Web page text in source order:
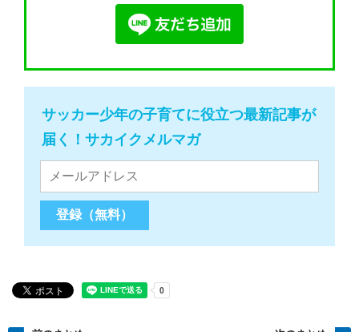
サッカー少年の子育てに役立つ最新記事が
届く！サカイクメルマガ